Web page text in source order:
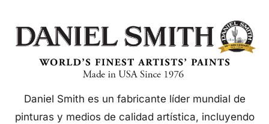
Daniel Smith es un fabricante líder mundial de
pinturas y medios de calidad artística, incluyendo